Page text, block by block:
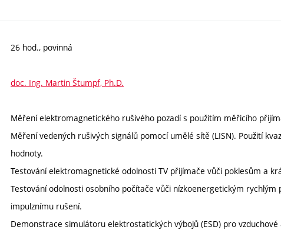
26 hod., povinná
doc. Ing. Martin Štumpf, Ph.D.
Měření elektromagnetického rušivého pozadí s použitím měřicího
Měření vedených rušivých signálů pomocí umělé sítě (LISN). Použití
hodnoty.
Testování elektromagnetické odolnosti TV přijímače vůči poklesům a
Testování odolnosti osobního počítače vůči nízkoenergetickým
impulznímu rušení.
Demonstrace simulátoru elektrostatických výbojů (ESD) pro